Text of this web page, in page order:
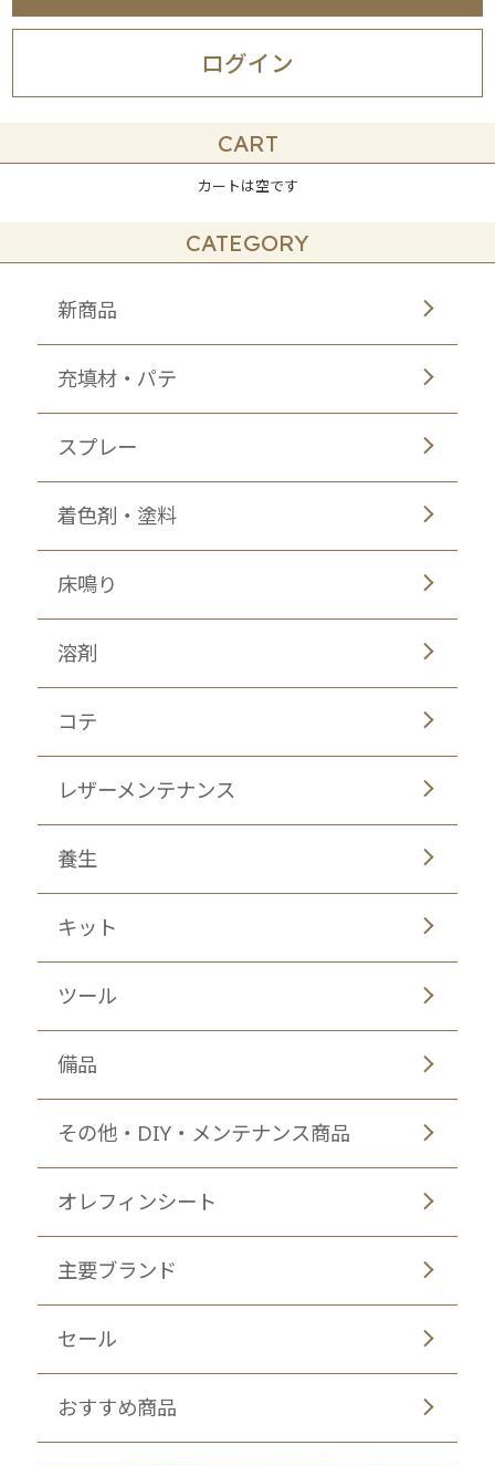
ログイン
CART
カートは空です
CATEGORY
新商品
充填材・パテ
スプレー
着色剤・塗料
床鳴り
溶剤
コテ
レザーメンテナンス
養生
キット
ツール
備品
その他・DIY・メンテナンス商品
オレフィンシート
主要ブランド
セール
おすすめ商品